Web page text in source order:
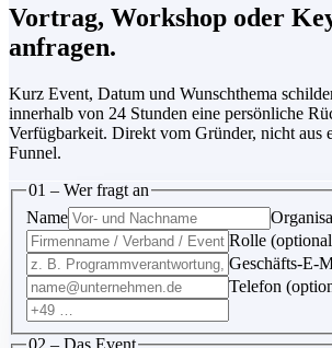
Vortrag, Workshop oder
anfragen.
Kurz Event, Datum und Wunschthema
innerhalb von 24 Stunden eine persönliche
Verfügbarkeit. Direkt vom Gründer, nicht aus
Funnel.
01 – Wer fragt an
Name
Rolle
Geschäfts-E-
Telefon
02 – Das Event